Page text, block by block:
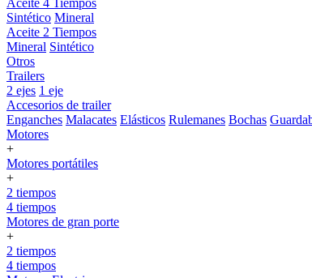
Aceite 4 Tiempos
Sintético Mineral
Aceite 2 Tiempos
Mineral Sintético
Otros
Trailers
2 ejes 1 eje
Accesorios de trailer
Enganches Malacates Elásticos Rulemanes Bochas
Motores
+
Motores portátiles
+
2 tiempos
4 tiempos
Motores de gran porte
+
2 tiempos
4 tiempos